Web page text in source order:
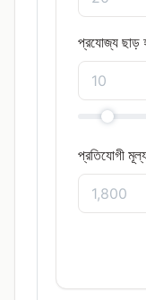
প্রযোজ্য ছাড়
প্রতিযোগী